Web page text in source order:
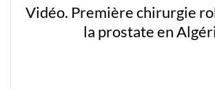
Vidéo. Première chirurgie
la prostate en